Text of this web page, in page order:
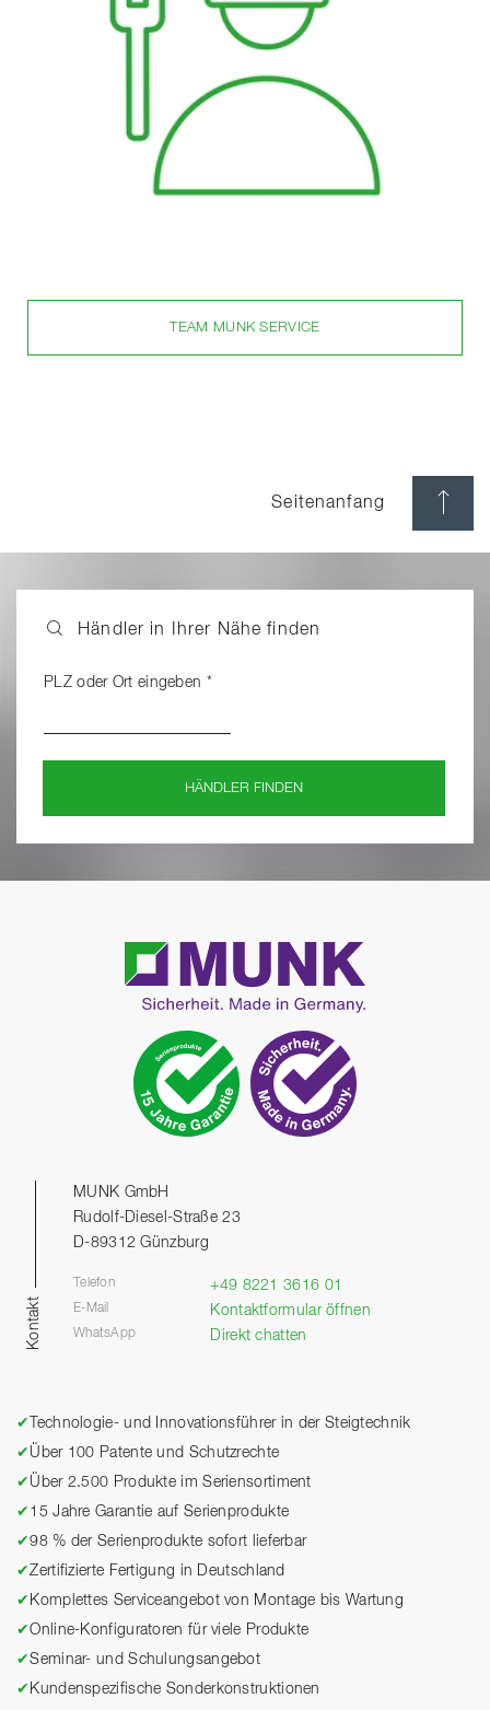
TEAM MUNK SERVICE
Seitenanfang
Händler in Ihrer Nähe finden
PLZ oder Ort eingeben *
HÄNDLER FINDEN
Kontakt
MUNK GmbH
Rudolf-Diesel-Straße 23
D-89312 Günzburg
Telefon +49 8221 3616 01
E-Mail Kontaktformular öffnen
WhatsApp Direkt chatten
✔
Technologie- und Innovationsführer in der Steigtechnik
✔ Über 100 Patente und Schutzrechte
✔ Über 2.500 Produkte im Seriensortiment
✔ 15 Jahre Garantie auf Serienprodukte
✔98 % der Serienprodukte sofort lieferbar
✔Zertifizierte Fertigung in Deutschland
✔ Komplettes Serviceangebot von Montage bis Wartung
✔Online-Konfiguratoren für viele Produkte
✔Seminar- und Schulungsangebot
✔ Kundenspezifische Sonderkonstruktionen